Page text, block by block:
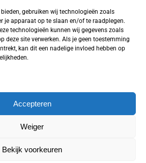
gebruiken wij technologieën zoals
je apparaat op te slaan en/of te raadplegen.
technologieën kunnen wij gegevens zoals
deze site verwerken. Als je geen toestemming
kan dit een nadelige invloed hebben op
Accepteren
Weiger
Bekijk voorkeuren